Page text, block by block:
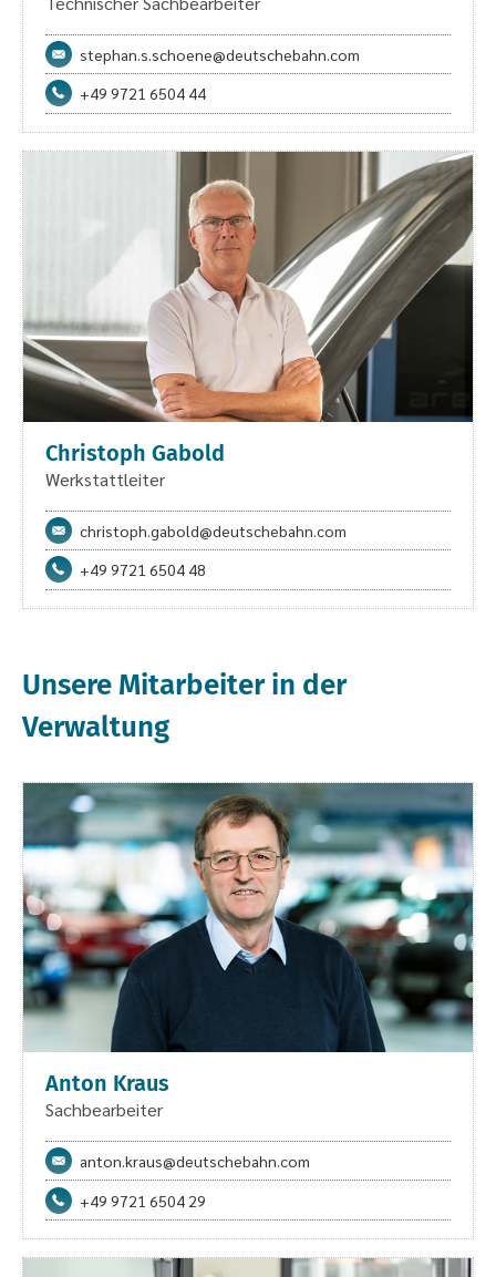
stephan.s.schoene@deutschebahn.com
+49 9721 6504 44
Christoph Gabold
Werkstattleiter
christoph.gabold@deutschebahn.com
+49 9721 6504 48
Unsere Mitarbeiter in der
Verwaltung
Anton Kraus
Sachbearbeiter
anton.kraus@deutschebahn.com
+49 9721 6504 29